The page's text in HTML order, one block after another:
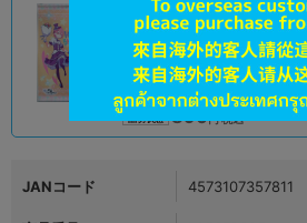
状態 : A
オンライン
890円 税込
JANコード 4573107357811